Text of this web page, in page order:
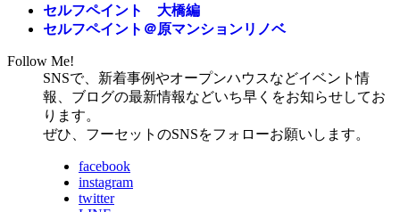
セルフペイント 大橋編
セルフペイント＠原マンションリノベ
Follow Me!
SNSで、新着事例やオープンハウスなどイベント情
報、ブログの最新情報などいち早くをお知らせしてお
ります。
ぜひ、フーセットのSNSをフォローお願いします。
facebook
instagram
twitter